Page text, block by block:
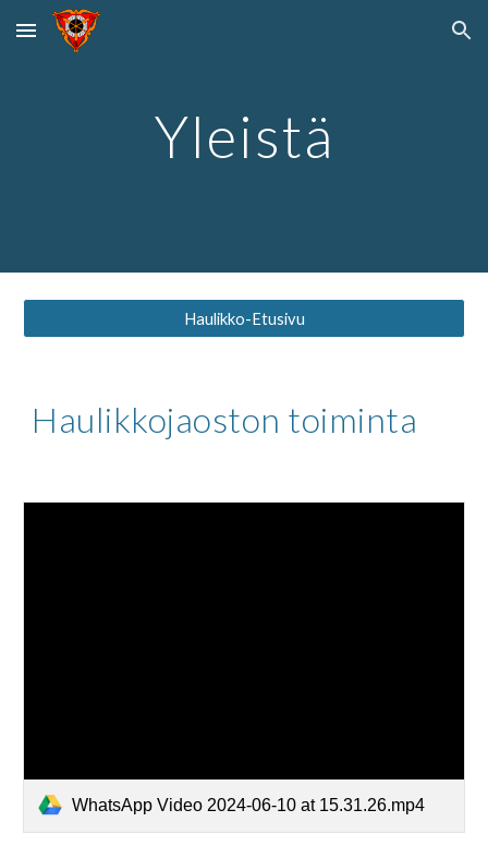
Skip to main content Skip to navigation
Yleistä
Haulikko-Etusivu
Haulikkojaoston toiminta
WhatsApp Video 2024-06-10 at 15.31.26.mp4